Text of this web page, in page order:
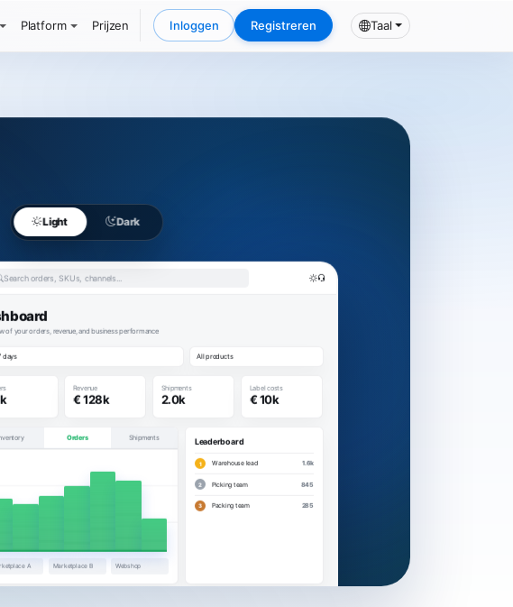
Platform Prijzen Inloggen Registreren Taal
Light Dark
€ 128k 2.0k € 10k
Leaderboard
1
2
3